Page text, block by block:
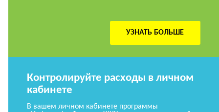
УЗНАТЬ БОЛЬШЕ
Контролируйте расходы в личном
кабинете
В вашем личном кабинете программы